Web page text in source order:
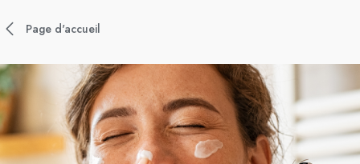
Page d'accueil